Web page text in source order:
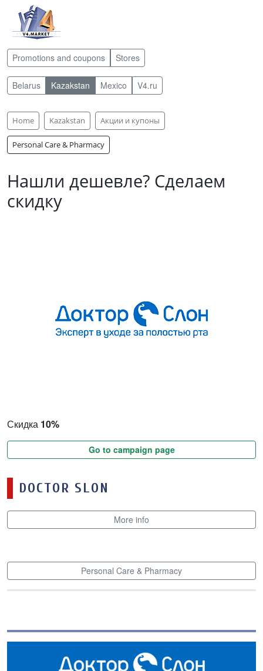
Promotions and coupons Stores
Belarus Kazakstan Mexico V4.ru
Home Kazakstan Акции и купоны
Personal Care & Pharmacy
Нашли дешевле? Сделаем
скидку
Скидка 10%
Go to campaign page
DOCTOR SLON
More info
Personal Care & Pharmacy